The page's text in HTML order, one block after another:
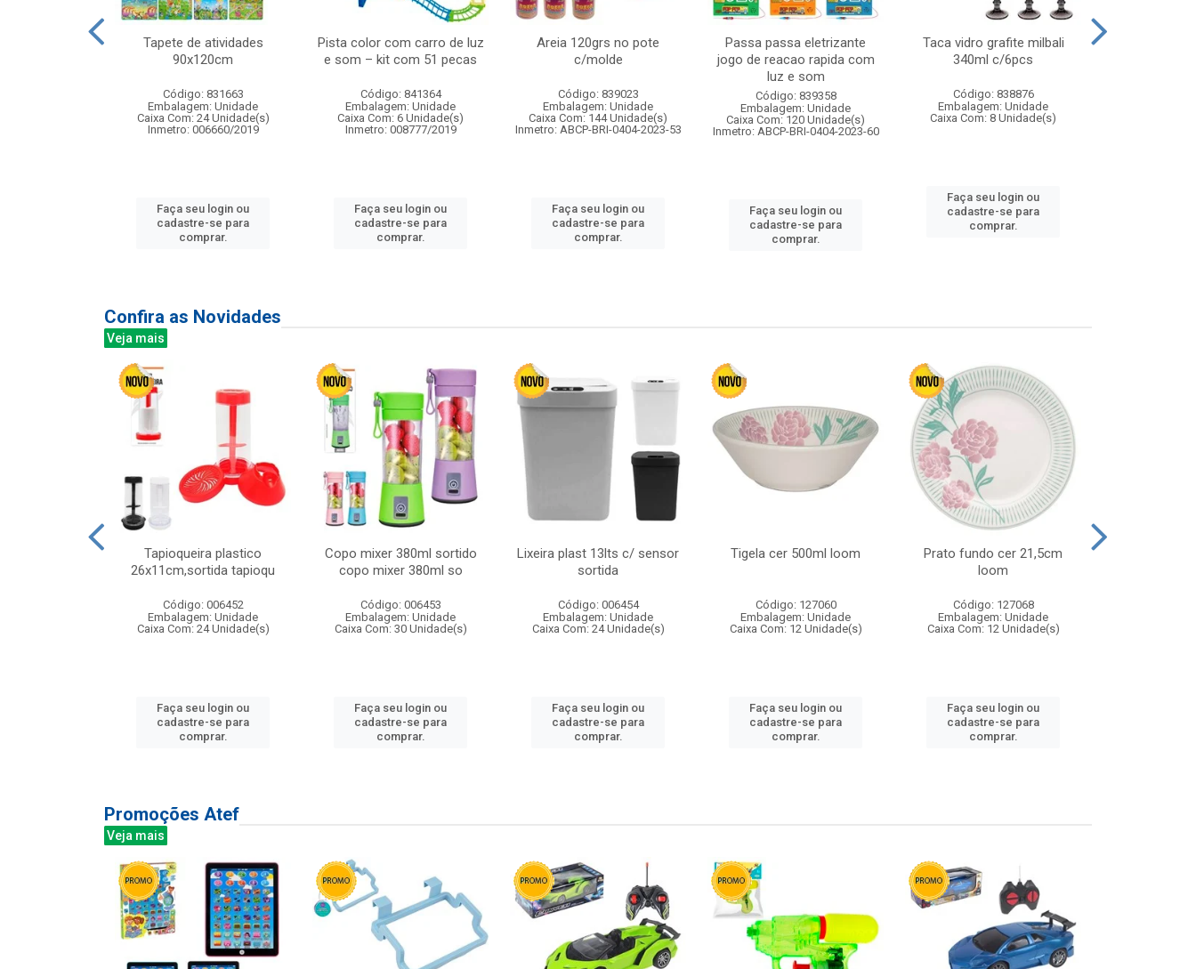
Tapete de atividades
90x120cm
Código: 831663
Embalagem: Unidade
Caixa Com: 24 Unidade(s)
Inmetro: 006660/2019
Faça seu login ou
cadastre-se para
comprar.
Pista color com carro de luz
e som – kit com 51 pecas
Código: 841364
Embalagem: Unidade
Caixa Com: 6 Unidade(s)
Inmetro: 008777/2019
Faça seu login ou
cadastre-se para
comprar.
Areia 120grs no pote
c/molde
Código: 839023
Embalagem: Unidade
Caixa Com: 144 Unidade(s)
Inmetro: ABCP-BRI-0404-2023-53
Faça seu login ou
cadastre-se para
comprar.
Passa passa eletrizante
jogo de reacao rapida com
luz e som
Código: 839358
Embalagem: Unidade
Caixa Com: 120 Unidade(s)
Inmetro: ABCP-BRI-0404-2023-60
Faça seu login ou
cadastre-se para
comprar.
Taca vidro grafite milbali
340ml c/6pcs
Código: 838876
Embalagem: Unidade
Caixa Com: 8 Unidade(s)
Faça seu login ou
cadastre-se para
comprar.
Confira as Novidades
Veja mais
Tapioqueira plastico
26x11cm,sortida tapioqu
Código: 006452
Embalagem: Unidade
Caixa Com: 24 Unidade(s)
Faça seu login ou
cadastre-se para
comprar.
Copo mixer 380ml sortido
copo mixer 380ml so
Código: 006453
Embalagem: Unidade
Caixa Com: 30 Unidade(s)
Faça seu login ou
cadastre-se para
comprar.
Lixeira plast 13lts c/ sensor
sortida
Código: 006454
Embalagem: Unidade
Caixa Com: 24 Unidade(s)
Faça seu login ou
cadastre-se para
comprar.
Tigela cer 500ml loom
Código: 127060
Embalagem: Unidade
Caixa Com: 12 Unidade(s)
Faça seu login ou
cadastre-se para
comprar.
Prato fundo cer 21,5cm
loom
Código: 127068
Embalagem: Unidade
Caixa Com: 12 Unidade(s)
Faça seu login ou
cadastre-se para
comprar.
Promoções Atef
Veja mais